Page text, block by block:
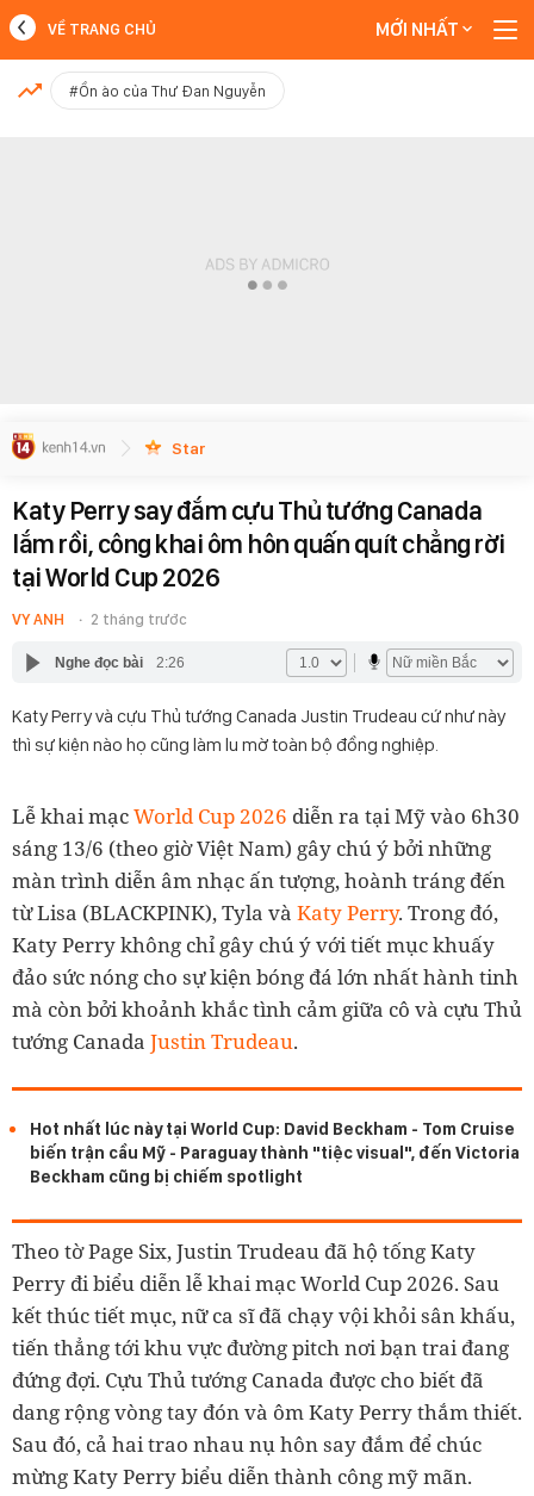
MỚI NHẤT
VỀ TRANG CHỦ MỚI NHẤT
#Ồn ào của Thư Đan Nguyễn
Star
Katy Perry say đắm cựu Thủ tướng Canada
lắm rồi, công khai ôm hôn quấn quít chẳng rời
tại World Cup 2026
VY ANH 2 tháng trước
Nghe đọc bài 2:26
Katy Perry và cựu Thủ tướng Canada Justin Trudeau cứ như này
thì sự kiện nào họ cũng làm lu mờ toàn bộ đồng nghiệp.
Lễ khai mạcWorld Cup 2026 diễn ra tại Mỹ vào 6h30
sáng 13/6 (theo giờ Việt Nam) gây chú ý bởi những
màn trình diễn âm nhạc ấn tượng, hoành tráng đến
từ Lisa (BLACKPINK), Tyla và Katy Perry. Trong đó,
Katy Perry không chỉ gây chú ý với tiết mục khuấy
đảo sức nóng cho sự kiện bóng đá lớn nhất hành tinh
mà còn bởi khoảnh khắc tình cảm giữa cô và cựu Thủ
tướng Canada Justin Trudeau.
Hot nhất lúc này tại World Cup: David Beckham - Tom Cruise
biến trận cầu Mỹ - Paraguay thành "tiệc visual", đến Victoria
Beckham cũng bị chiếm spotlight
Theo tờ Page Six, Justin Trudeau đã hộ tống Katy
Perry đi biểu diễn lễ khai mạc World Cup 2026. Sau
kết thúc tiết mục, nữ ca sĩ đã chạy vội khỏi sân khấu,
tiến thẳng tới khu vực đường pitch nơi bạn trai đang
đứng đợi. Cựu Thủ tướng Canada được cho biết đã
dang rộng vòng tay đón và ôm Katy Perry thắm thiết.
Sau đó, cả hai trao nhau nụ hôn say đắm để chúc
mừng Katy Perry biểu diễn thành công mỹ mãn.